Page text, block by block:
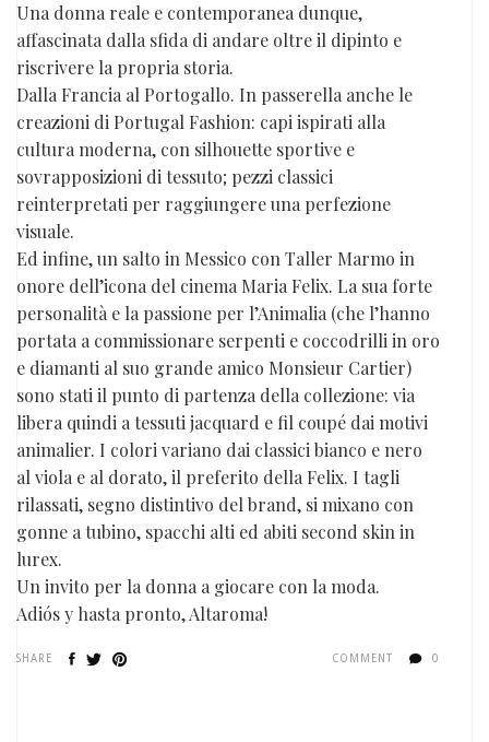
Una donna reale e contemporanea dunque,
affascinata dalla sfida di andare oltre il dipinto e
riscrivere la propria storia.
Dalla Francia al Portogallo. In passerella anche le
creazioni di Portugal Fashion: capi ispirati alla
cultura moderna, con silhouette sportive e
sovrapposizioni di tessuto; pezzi classici
reinterpretati per raggiungere una perfezione
visuale.
Ed infine, un salto in Messico con Taller Marmo in
onore dell’icona del cinema Maria Felix. La sua forte
personalità e la passione per l’Animalia (che l’hanno
portata a commissionare serpenti e coccodrilli in oro
e diamanti al suo grande amico Monsieur Cartier)
sono stati il ​​punto di partenza della collezione: via
libera quindi a tessuti jacquard e fil coupé dai motivi
animalier. I colori variano dai classici bianco e nero
al viola e al dorato, il preferito della Felix. I tagli
rilassati, segno distintivo del brand, si mixano con
gonne a tubino, spacchi alti ed abiti second skin in
lurex.
Un invito per la donna a giocare con la moda.
Adiós y hasta pronto, Altaroma!
SHARE COMMENT 0